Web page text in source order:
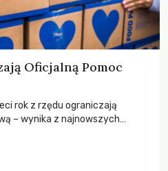
Oficjalną Pomoc
rok z rzędu ograniczają
– wynika z najnowszych
ODA w historii. Jakie będą